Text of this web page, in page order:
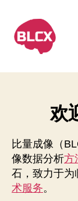
量
欢
比量成像（
像数据分析方
石，致力于为
术服务。